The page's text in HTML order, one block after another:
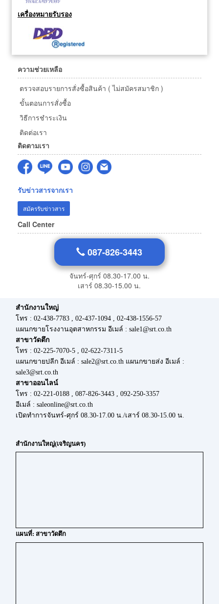
เครื่องหมายรับรอง
ความช่วยเหลือ
ตรวจสอบรายการสั่งซื้อสินค้า ( ไม่สมัครสมาชิก )
ขั้นตอนการสั่งซื้อ
วิธีการชำระเงิน
ติดต่อเรา
ติดตามเรา
รับข่าวสารจากเรา
สมัครรับข่าวสาร
Call Center
087-826-3443
จันทร์-ศุกร์ 08.30-17.00 น.
เสาร์ 08.30-15.00 น.
สำนักงานใหญ่
โทร : 02-438-7783 , 02-437-1094 , 02-438-1556-57
แผนกขายโรงงานอุตสาหกรรม อีเมล์ : sale1@srt.co.th
สาขาวัดตึก
โทร : 02-225-7070-5 , 02-622-7311-5
แผนกขายปลีก อีเมล์ : sale2@srt.co.th แผนกขายส่ง อีเมล์ :
sale3@srt.co.th
สาขาออนไลน์
โทร : 02-221-0188 , 087-826-3443 , 092-250-3357
อีเมล์ : saleonline@srt.co.th
เปิดทำการจันทร์-ศุกร์ 08.30-17.00 น./เสาร์ 08.30-15.00 น.
สำนักงานใหญ่(เจริญนคร)
แผนที่: สาขาวัดตึก